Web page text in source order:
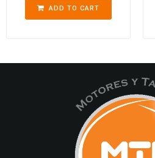
ADD TO CART